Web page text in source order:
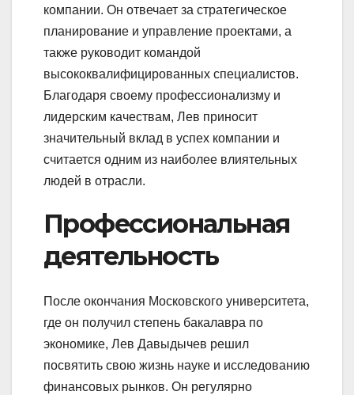
компании. Он отвечает за стратегическое
планирование и управление проектами, а
также руководит командой
высококвалифицированных специалистов.
Благодаря своему профессионализму и
лидерским качествам, Лев приносит
значительный вклад в успех компании и
считается одним из наиболее влиятельных
людей в отрасли.
Профессиональная
деятельность
После окончания Московского университета,
где он получил степень бакалавра по
экономике, Лев Давыдычев решил
посвятить свою жизнь науке и исследованию
финансовых рынков. Он регулярно